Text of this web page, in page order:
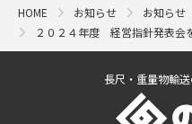
HOME お知らせ
お知らせ
２０２４年度 経営指針発表会
長尺・重量物輸